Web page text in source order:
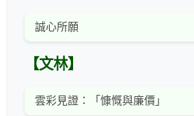
誠心所願
【文林】
雲彩見證：「慷慨與廉價」